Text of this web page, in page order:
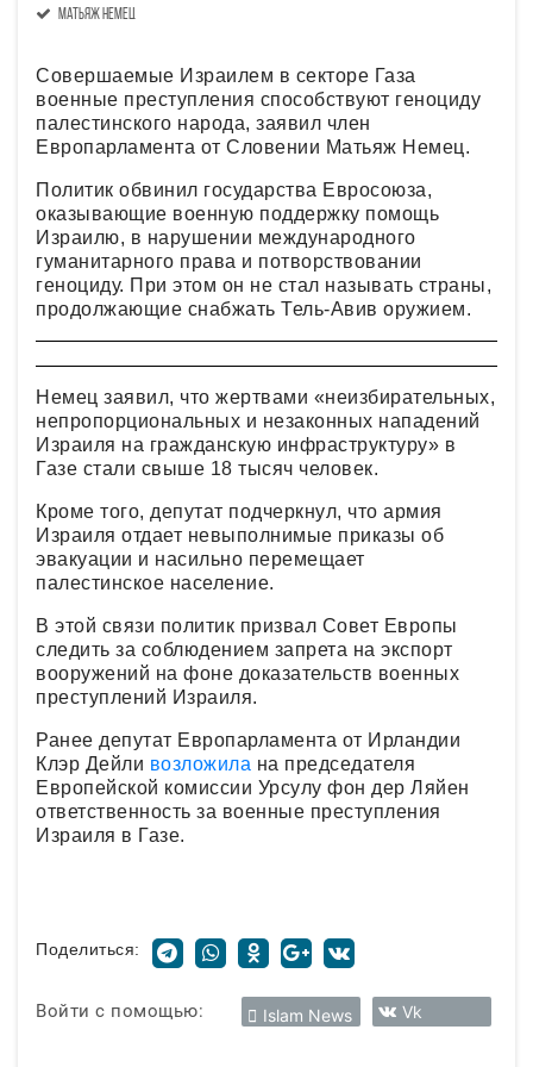
Матьяж Немец
Совершаемые Израилем в секторе Газа
военные преступления способствуют геноциду
палестинского народа, заявил член
Европарламента от Словении Матьяж Немец.
Политик обвинил государства Евросоюза,
оказывающие военную поддержку помощь
Израилю, в нарушении международного
гуманитарного права и потворствовании
геноциду. При этом он не стал называть страны,
продолжающие снабжать Тель-Авив оружием.
Немец заявил, что жертвами «неизбирательных,
непропорциональных и незаконных нападений
Израиля на гражданскую инфраструктуру» в
Газе стали свыше 18 тысяч человек.
Кроме того, депутат подчеркнул, что армия
Израиля отдает невыполнимые приказы об
эвакуации и насильно перемещает
палестинское население.
В этой связи политик призвал Совет Европы
следить за соблюдением запрета на экспорт
вооружений на фоне доказательств военных
преступлений Израиля.
Ранее депутат Европарламента от Ирландии
Клэр Дейли возложила на председателя
Европейской комиссии Урсулу фон дер Ляйен
ответственность за военные преступления
Израиля в Газе.
Поделиться:
Войти с помощью: Islam News Vk